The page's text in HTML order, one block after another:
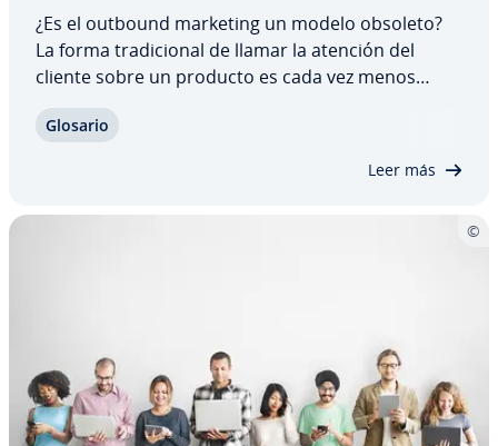
¿Es el outbound marketing un modelo obsoleto?
La forma tra­di­cio­nal de llamar la atención del
cliente sobre un producto es cada vez menos
pro­po­r­cio­nan ofertas in­fo­r­ma­ti­vas que los clientes
Glosario
Leer más